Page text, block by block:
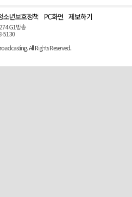
소년보호정책 PC화면 제보하기
G1방송
5130
All Rights Reserved.